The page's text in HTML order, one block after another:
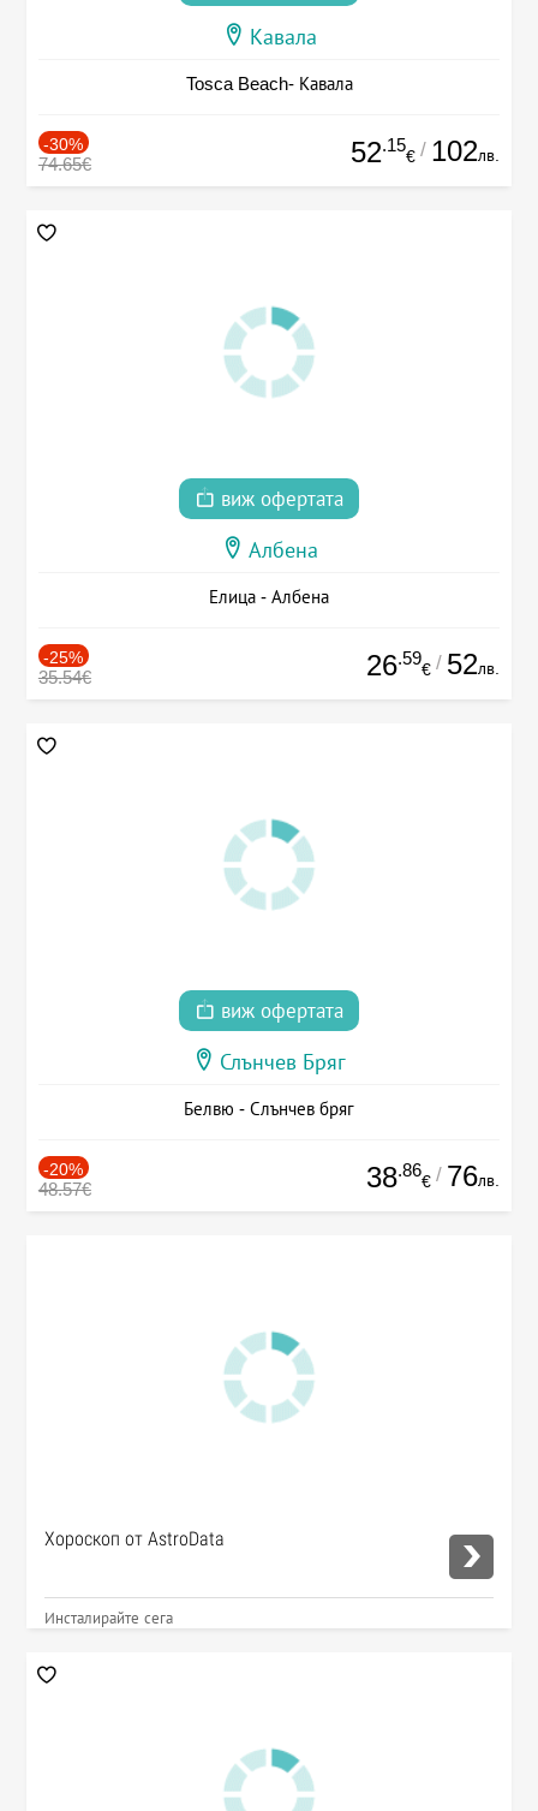
Кавала
Tosca Beach- Кавала
-30%
74.65€ 52.15
€ / 102лв.
виж офертата
Албена
Елица - Албена
-25%
35.54€ 26.59
€ / 52лв.
виж офертата
Слънчев Бряг
Белвю - Слънчев бряг
-20%
48.57€ 38.86
€ / 76лв.
Хороскоп от AstroData
Инсталирайте сега